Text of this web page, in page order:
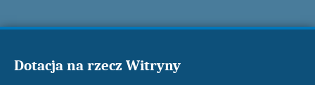
Dotacja na rzecz Witryny